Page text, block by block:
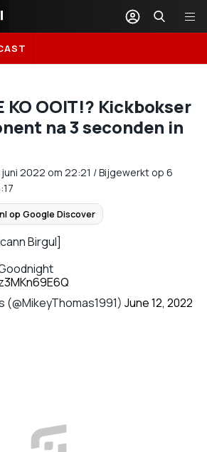
KO OOIT!? Kickbokser
na 3 seconden in
juni 2022 om 22:21 /Bijgewerkt op 6
op Google Discover
Birgul]
(@MikeyThomas1991) June 12, 2022